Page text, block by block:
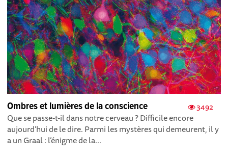
3492
Ombres et lumières de la conscience
Que se passe-t-il dans notre cerveau ? Difficile encore
aujourd’hui de le dire. Parmi les mystères qui demeurent, il y
a un Graal : l’énigme de la...